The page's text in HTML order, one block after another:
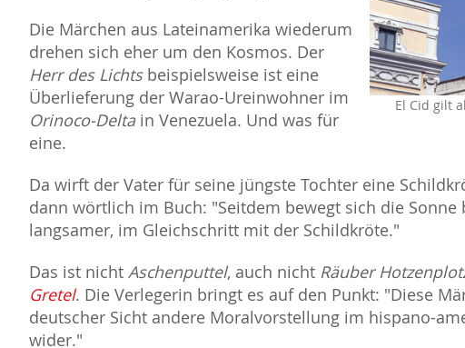
El Cid gilt
Die Märchen aus Lateinamerika wiederum
drehen sich eher um den Kosmos. Der
Herr des Lichts beispielsweise ist eine
Überlieferung der Warao-Ureinwohner im
Orinoco-Deltain Venezuela. Und was für
eine.
Da wirft der Vater für seine jüngste Tochter eine
dann wörtlich im Buch: "Seitdem bewegt sich die Sonne
langsamer, im Gleichschritt mit der Schildkröte."
Das ist nicht Aschenputtel, auch nicht Räuber
Gretel. Die Verlegerin bringt es auf den Punkt: "Diese
deutscher Sicht andere Moralvorstellung im hispano-
wider."